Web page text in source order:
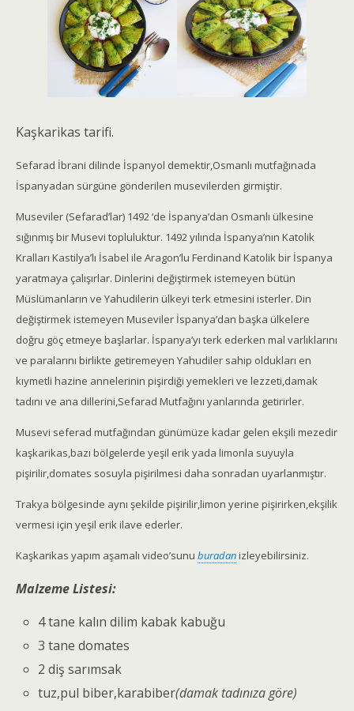
Kaşkarikas tarifi.
Sefarad İbrani dilinde İspanyol demektir,Osmanlı mutfağınada
İspanyadan sürgüne gönderilen musevilerden girmiştir.
Museviler (Sefarad’lar) 1492 ‘de İspanya’dan Osmanlı ülkesine
sığınmış bir Musevi topluluktur. 1492 yılında İspanya’nın Katolik
Kralları Kastilya’lı İsabel ile Aragon’lu Ferdinand Katolik bir İspanya
yaratmaya çalışırlar. Dinlerini değiştirmek istemeyen bütün
Müslümanların ve Yahudilerin ülkeyi terk etmesini isterler. Din
değiştirmek istemeyen Museviler İspanya’dan başka ülkelere
doğru göç etmeye başlarlar. İspanya’yı terk ederken mal varlıklarını
ve paralarını birlikte getiremeyen Yahudiler sahip oldukları en
kıymetli hazine annelerinin pişirdiği yemekleri ve lezzeti,damak
tadını ve ana dillerini,Sefarad Mutfağını yanlarında getirirler.
Musevi seferad mutfağından günümüze kadar gelen ekşili mezedir
kaşkarikas,bazı bölgelerde yeşil erik yada limonla suyuyla
pişirilir,domates sosuyla pişirilmesi daha sonradan uyarlanmıştır.
Trakya bölgesinde aynı şekilde pişirilir,limon yerine pişirirken,ekşilik
vermesi için yeşil erik ilave ederler.
Kaşkarikas yapım aşamalı video’sunu buradanizleyebilirsiniz.
Malzeme Listesi:
4 tane kalın dilim kabak kabuğu
3 tane domates
2 diş sarımsak
tuz,pul biber,karabiber(damak tadınıza göre)